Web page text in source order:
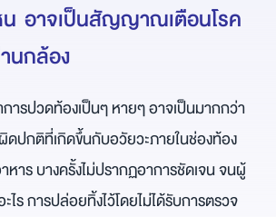
น อาจเป็นสัญญาณเตือนโรค
นกล้อง
ดปกติที่เกิดขึ้นกับอวัยวะภายในช่องท้อง
หาร บางครั้งไม่ปรากฏอาการชัดเจน จนผู้
ไร การปล่อยทิ้งไว้โดยไม่ได้รับการตรวจ